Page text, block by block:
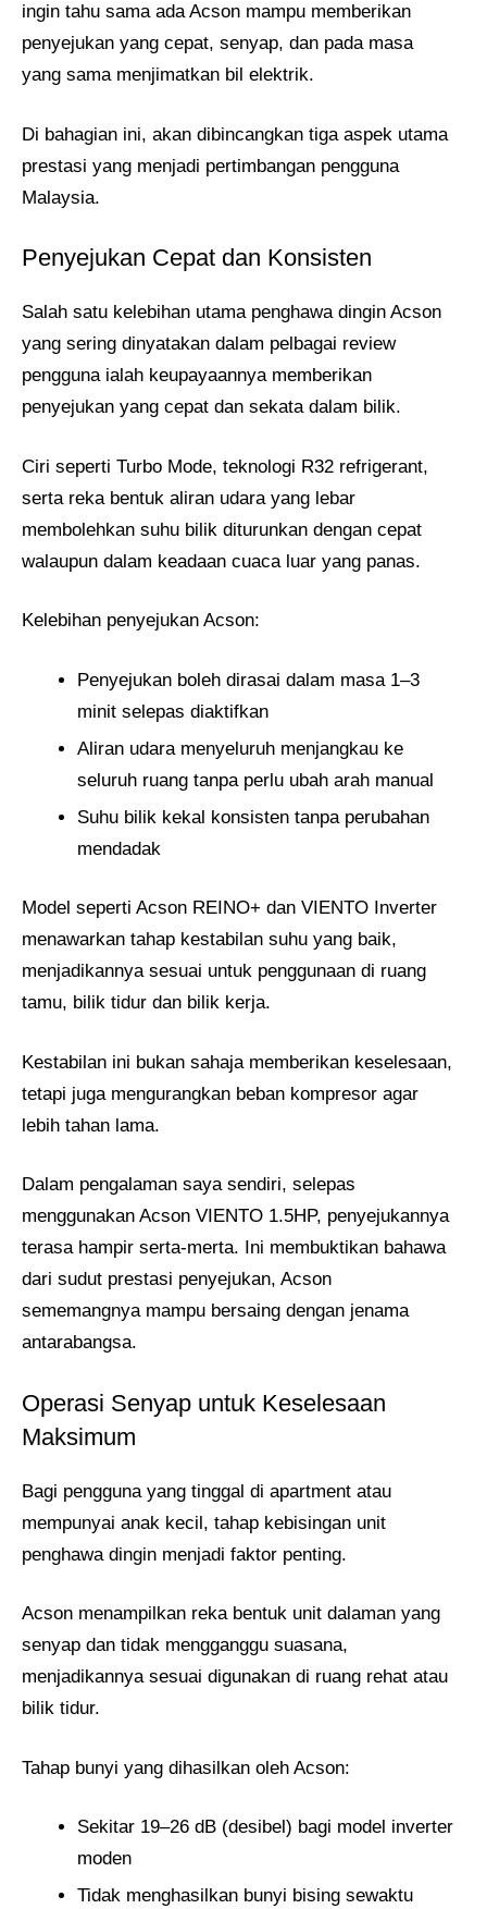
ingin tahu sama ada Acson mampu memberikan
penyejukan yang cepat, senyap, dan pada masa
yang sama menjimatkan bil elektrik.
Di bahagian ini, akan dibincangkan tiga aspek utama
prestasi yang menjadi pertimbangan pengguna
Malaysia.
Penyejukan Cepat dan Konsisten
Salah satu kelebihan utama penghawa dingin Acson
yang sering dinyatakan dalam pelbagai review
pengguna ialah keupayaannya memberikan
penyejukan yang cepat dan sekata dalam bilik.
Ciri seperti Turbo Mode, teknologi R32 refrigerant,
serta reka bentuk aliran udara yang lebar
membolehkan suhu bilik diturunkan dengan cepat
walaupun dalam keadaan cuaca luar yang panas.
Kelebihan penyejukan Acson:
Penyejukan boleh dirasai dalam masa 1–3
minit selepas diaktifkan
Aliran udara menyeluruh menjangkau ke
seluruh ruang tanpa perlu ubah arah manual
Suhu bilik kekal konsisten tanpa perubahan
mendadak
Model seperti Acson REINO+ dan VIENTO Inverter
menawarkan tahap kestabilan suhu yang baik,
menjadikannya sesuai untuk penggunaan di ruang
tamu, bilik tidur dan bilik kerja.
Kestabilan ini bukan sahaja memberikan keselesaan,
tetapi juga mengurangkan beban kompresor agar
lebih tahan lama.
Dalam pengalaman saya sendiri, selepas
menggunakan Acson VIENTO 1.5HP, penyejukannya
terasa hampir serta-merta. Ini membuktikan bahawa
dari sudut prestasi penyejukan, Acson
sememangnya mampu bersaing dengan jenama
antarabangsa.
Operasi Senyap untuk Keselesaan
Maksimum
Bagi pengguna yang tinggal di apartment atau
mempunyai anak kecil, tahap kebisingan unit
penghawa dingin menjadi faktor penting.
Acson menampilkan reka bentuk unit dalaman yang
senyap dan tidak mengganggu suasana,
menjadikannya sesuai digunakan di ruang rehat atau
bilik tidur.
Tahap bunyi yang dihasilkan oleh Acson:
Sekitar 19–26 dB (desibel) bagi model inverter
moden
Tidak menghasilkan bunyi bising sewaktu